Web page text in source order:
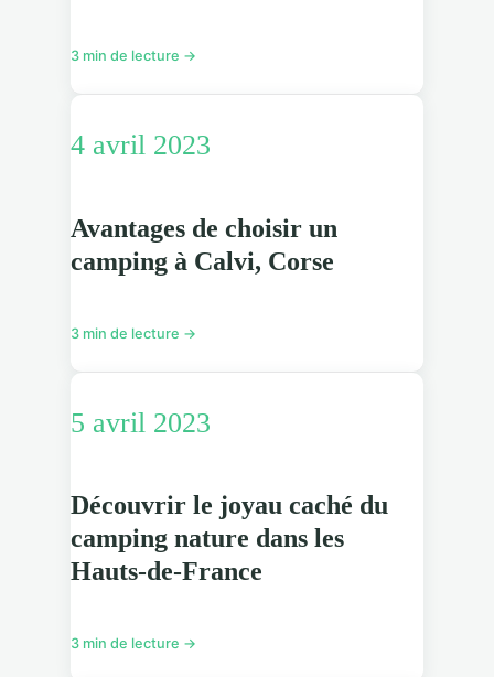
3 min de lecture →
4 avril 2023
Avantages de choisir un
camping à Calvi, Corse
3 min de lecture →
5 avril 2023
Découvrir le joyau caché du
camping nature dans les
Hauts-de-France
3 min de lecture →